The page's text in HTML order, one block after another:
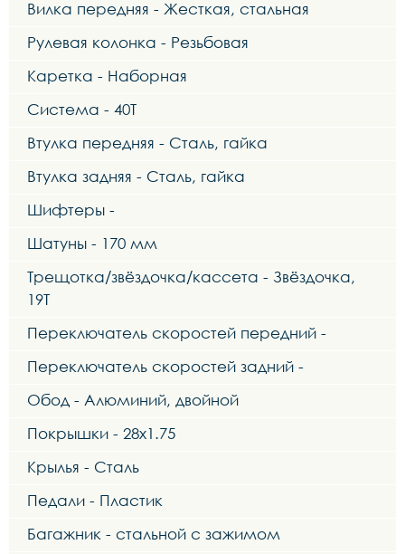
Вилка передняя - Жесткая, стальная
Рулевая колонка - Резьбовая
Каретка - Наборная
Система - 40Т
Втулка передняя - Сталь, гайка
Втулка задняя - Сталь, гайка
Шифтеры -
Шатуны - 170 мм
Трещотка/звёздочка/кассета - Звёздочка,
19Т
Переключатель скоростей передний -
Переключатель скоростей задний -
Обод - Алюминий, двойной
Покрышки - 28x1.75
Крылья - Сталь
Педали - Пластик
Багажник - стальной с зажимом